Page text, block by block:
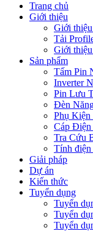
Trang chủ
Giới thiệu
Giới
Tải
Giới
Sản phẩm
Tấm Pin
Inverter
Pin Lưu
Đèn
Phụ
Cáp Điện
Tra Cứu
Tính
Giải pháp
Dự án
Kiến thức
Tuyển dụng
Tuyển
Tuyển
Tuyển